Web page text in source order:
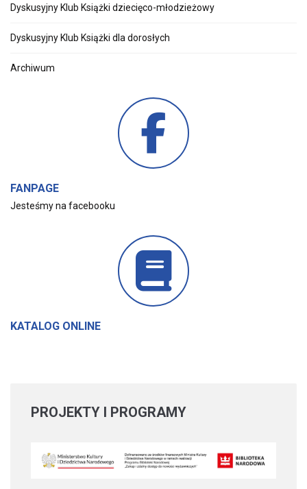
Dyskusyjny Klub Książki dziecięco-młodzieżowy
Dyskusyjny Klub Książki dla dorosłych
Archiwum
FANPAGE
Jesteśmy na facebooku
KATALOG ONLINE
PROJEKTY I PROGRAMY